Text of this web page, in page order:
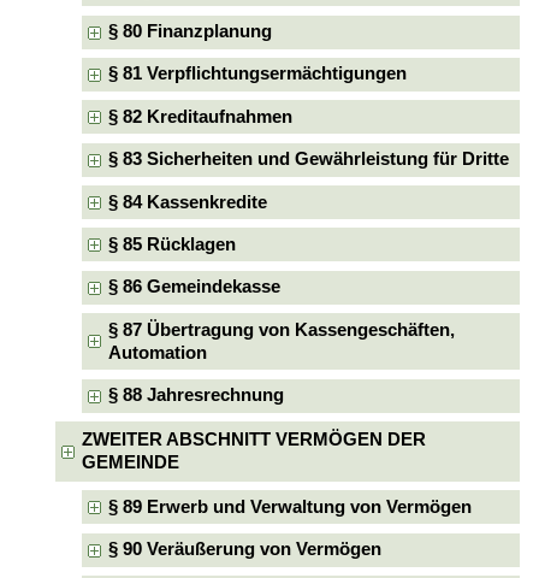
§ 80 Finanzplanung
§ 81 Verpflichtungsermächtigungen
§ 82 Kreditaufnahmen
§ 83 Sicherheiten und Gewährleistung für Dritte
§ 84 Kassenkredite
§ 85 Rücklagen
§ 86 Gemeindekasse
§ 87 Übertragung von Kassengeschäften,
Automation
§ 88 Jahresrechnung
ZWEITER ABSCHNITT VERMÖGEN DER
GEMEINDE
§ 89 Erwerb und Verwaltung von Vermögen
§ 90 Veräußerung von Vermögen